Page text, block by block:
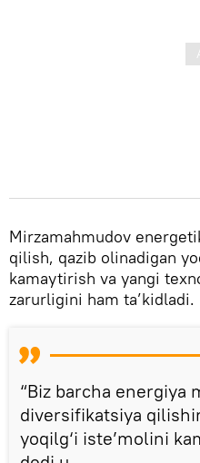
Mirzamahmudov
qilish, qazib olinadigan
kamaytirish va yangi
zarurligini ham ta’kidladi.
“Biz barcha energiya
diversifikatsiya
yoqilg‘i iste’molini